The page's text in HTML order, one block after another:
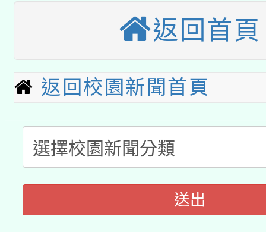
用水績優單位及節水達
桃園市孔廟祈福系列
開 智慧啟航」
2026年桃園地景藝術
本校115學年度第2次
招甄選結果公告(無人
招)
適應運動共學行動站研
本館辦理115年度閱讀
暨閱讀推動專業研習
科技賦能─人工智慧
礎課程
A3數位素養講師名單
「數位內容與教學軟體
有關大陸委員會函釋公
返回首頁
返回校園新聞首頁
送出